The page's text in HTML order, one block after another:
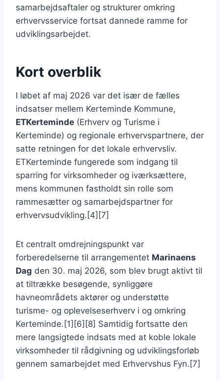
samarbejdsaftaler og strukturer omkring
erhvervsservice fortsat dannede ramme for
udviklingsarbejdet.
Kort overblik
I løbet af maj 2026 var det især de fælles
indsatser mellem Kerteminde Kommune,
ETKerteminde (Erhverv og Turisme i
Kerteminde) og regionale erhvervspartnere, der
satte retningen for det lokale erhvervsliv.
ETKerteminde fungerede som indgang til
sparring for virksomheder og iværksættere,
mens kommunen fastholdt sin rolle som
rammesætter og samarbejdspartner for
erhvervsudvikling.[4][7]
Et centralt omdrejningspunkt var
forberedelserne til arrangementet Marinaens
Dag den 30. maj 2026, som blev brugt aktivt til
at tiltrække besøgende, synliggøre
havneområdets aktører og understøtte
turisme- og oplevelseserhverv i og omkring
Kerteminde.[1][6][8] Samtidig fortsatte den
mere langsigtede indsats med at koble lokale
virksomheder til rådgivning og udviklingsforløb
gennem samarbejdet med Erhvervshus Fyn.[7]